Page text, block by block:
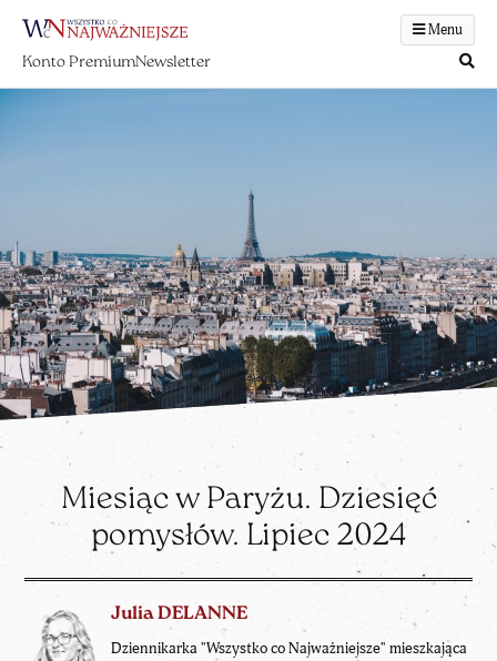
Menu
Konto PremiumNewsletter
Miesiąc w Paryżu. Dziesięć
pomysłów. Lipiec 2024
Julia DELANNE
Dziennikarka "Wszystko co Najważniejsze" mieszkająca